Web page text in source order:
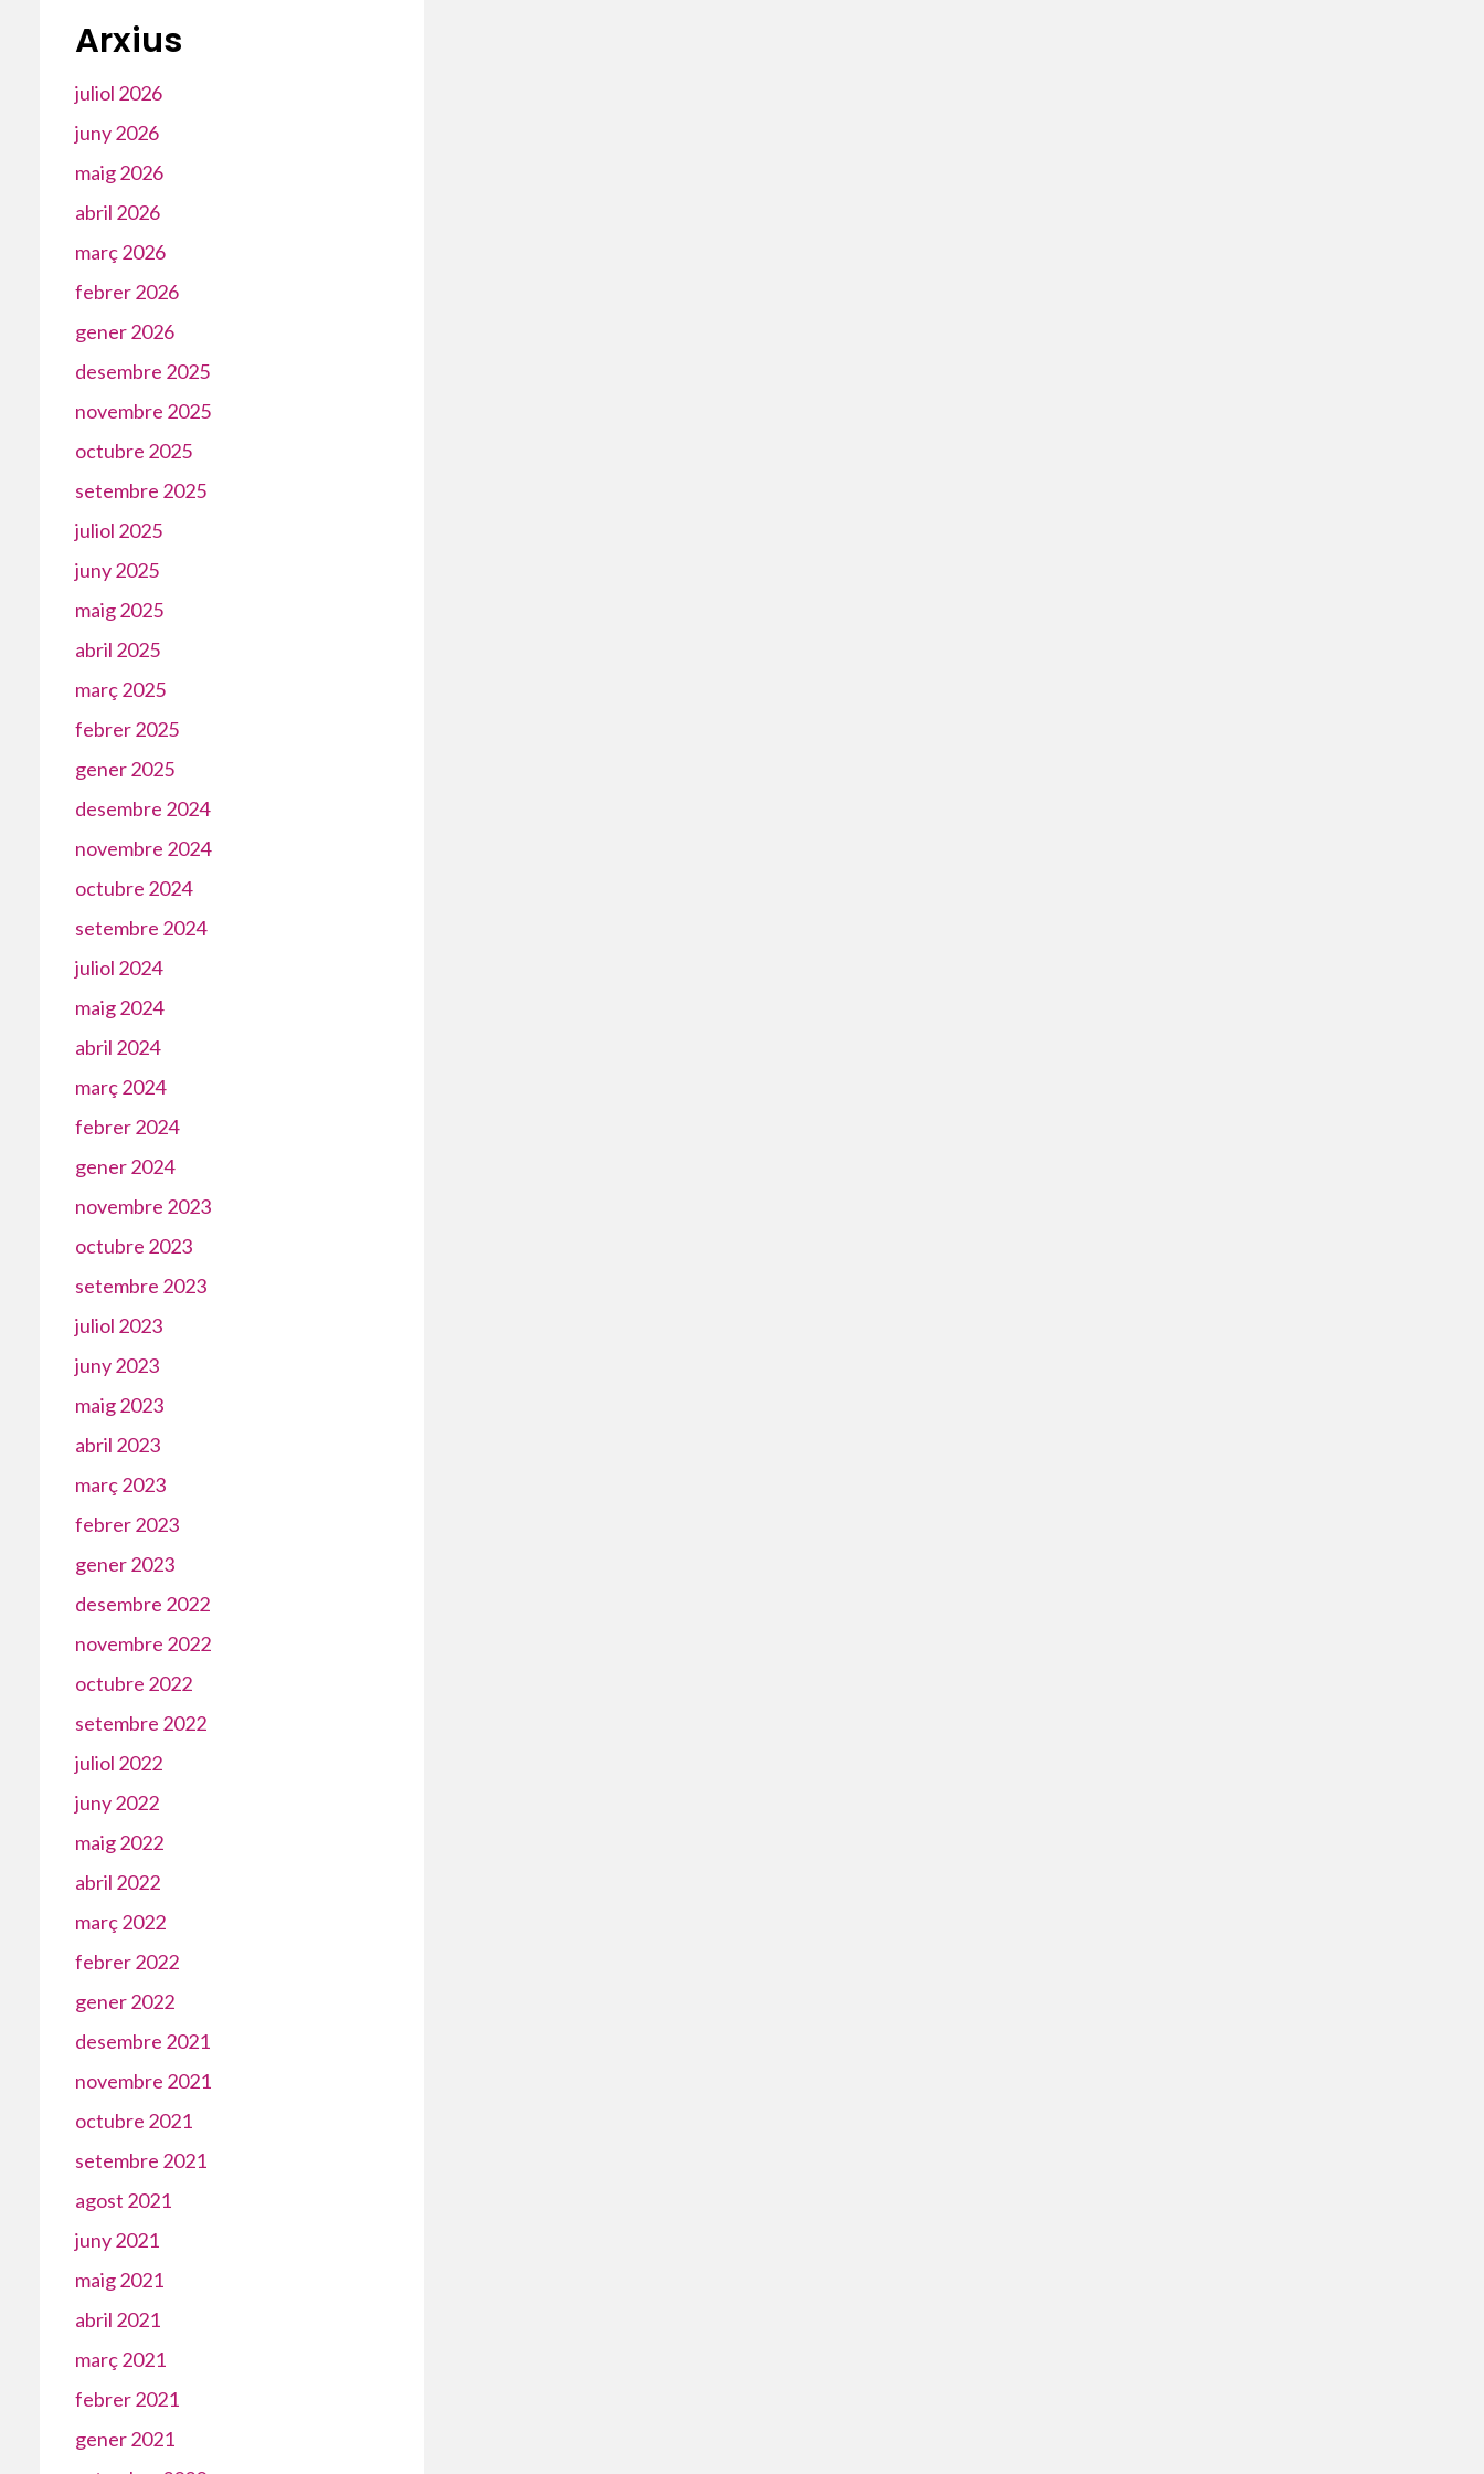
Arxius
juliol 2026
juny 2026
maig 2026
abril 2026
març 2026
febrer 2026
gener 2026
desembre 2025
novembre 2025
octubre 2025
setembre 2025
juliol 2025
juny 2025
maig 2025
abril 2025
març 2025
febrer 2025
gener 2025
desembre 2024
novembre 2024
octubre 2024
setembre 2024
juliol 2024
maig 2024
abril 2024
març 2024
febrer 2024
gener 2024
novembre 2023
octubre 2023
setembre 2023
juliol 2023
juny 2023
maig 2023
abril 2023
març 2023
febrer 2023
gener 2023
desembre 2022
novembre 2022
octubre 2022
setembre 2022
juliol 2022
juny 2022
maig 2022
abril 2022
març 2022
febrer 2022
gener 2022
desembre 2021
novembre 2021
octubre 2021
setembre 2021
agost 2021
juny 2021
maig 2021
abril 2021
març 2021
febrer 2021
gener 2021